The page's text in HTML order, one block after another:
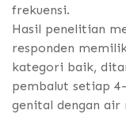
frekuensi.
Hasil penelitian
responden
kategori baik,
pembalut setiap
genital dengan air